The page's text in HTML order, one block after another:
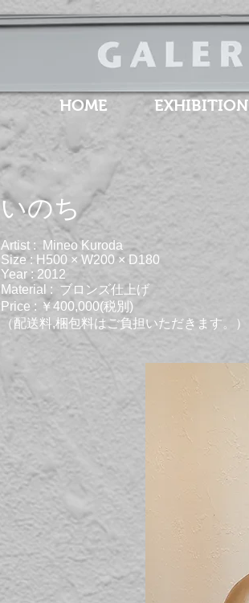
HOME EXHIBITION
​いのち
Artist : Mineo Kuroda
Size : H500 × W200 × D180
Year : 2012
Material : ​ブロンズ仕上げ
Price : ￥400,000(税別)
（配送料,梱包料はご負担いただきます。）